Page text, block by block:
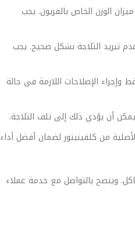
الوزن الخاص بالفريون. يجب
تبريد الثلاجة بشكل صحيح. يجب
الإصلاحات اللازمة في حالة
أن يؤدي ذلك إلى تلف الثلاجة.
من كلفينيتور لضمان أفضل أداء
وينصح بالتواصل مع خدمة عملاء